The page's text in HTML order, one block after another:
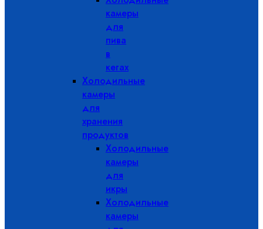
камеры
для
пива
в
кегах
Холодильные
камеры
для
хранения
продуктов
Холодильные
камеры
для
икры
Холодильные
камеры